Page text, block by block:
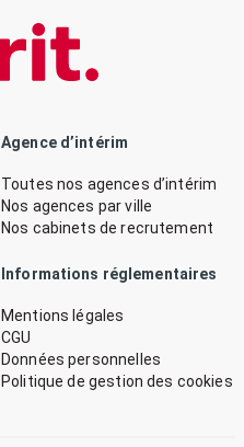
Agence d’intérim
Toutes nos agences d’intérim
Nos agences par ville
Nos cabinets de recrutement
Informations réglementaires
Mentions légales
CGU
Données personnelles
Politique de gestion des cookies